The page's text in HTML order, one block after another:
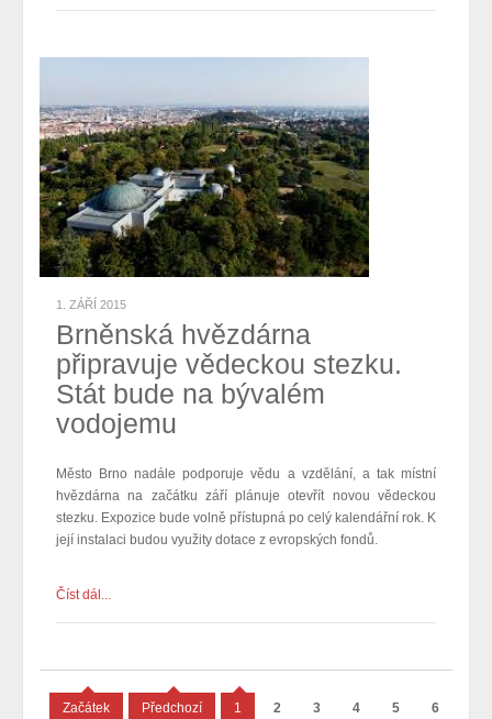
1. ZÁŘÍ 2015
Brněnská hvězdárna
připravuje vědeckou stezku.
Stát bude na bývalém
vodojemu
Město Brno nadále podporuje vědu a vzdělání, a tak místní
hvězdárna na začátku září plánuje otevřít novou vědeckou
stezku. Expozice bude volně přístupná po celý kalendářní rok. K
její instalaci budou využity dotace z evropských fondů.
Číst dál...
Začátek Předchozí 1 2 3 4 5 6